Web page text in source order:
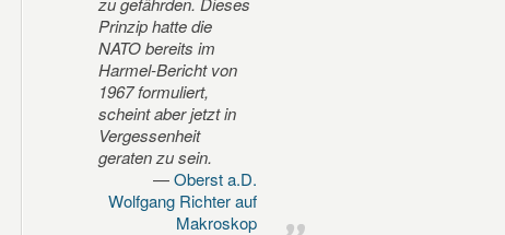
Prinzip hatte die
NATO bereits im
Harmel-Bericht von
1967 formuliert,
scheint aber jetzt in
Vergessenheit
geraten zu sein.
Oberst a.D.
Wolfgang Richter auf
Makroskop